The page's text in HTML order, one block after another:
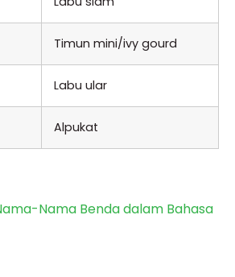
Timun mini/ivy gourd
Labu ular
Alpukat
Nama Benda dalam Bahasa